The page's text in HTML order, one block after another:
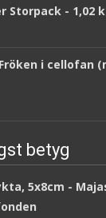
Storpack - 1,02
i cellofan
betyg
5x8cm -